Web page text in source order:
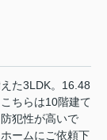
た3LDK。16.48
ちらは10階建て
犯性が高いで
ームにご依頼下